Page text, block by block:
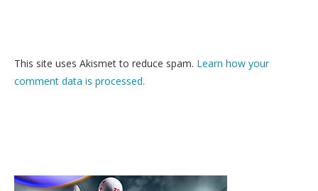
This site uses Akismet to reduce spam. Learn how your
comment data is processed.